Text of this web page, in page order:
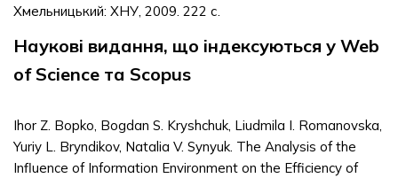
Хмельницький: ХНУ, 2009. 222 с.
Наукові видання, що індексуються у Web
of Science та Scopus
Ihor Z. Bopko, Bogdan S. Kryshchuk, Liudmila I. Romanovska,
Yuriy L. Bryndikov, Natalia V. Synyuk. The Analysis of the
Influence of Information Environment on the Efficiency of